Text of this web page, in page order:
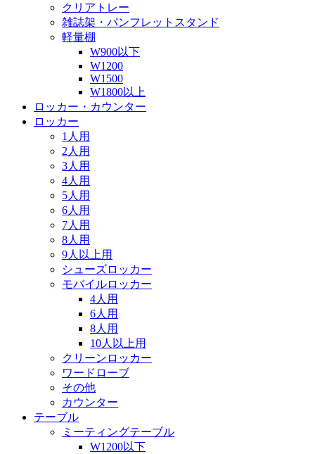
クリアトレー
雑誌架・パンフレットスタンド
軽量棚
W900以下
W1200
W1500
W1800以上
ロッカー・カウンター
ロッカー
1人用
2人用
3人用
4人用
5人用
6人用
7人用
8人用
9人以上用
シューズロッカー
モバイルロッカー
4人用
6人用
8人用
10人以上用
クリーンロッカー
ワードローブ
その他
カウンター
テーブル
ミーティングテーブル
W1200以下